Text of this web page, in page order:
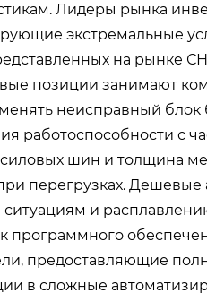
Лидеры рынка
экстремальные
на рынке
позиции занимают
неисправный блок
работоспособности с
шин и толщина
перегрузках. Дешевые
и
программного
предоставляющие
в сложные